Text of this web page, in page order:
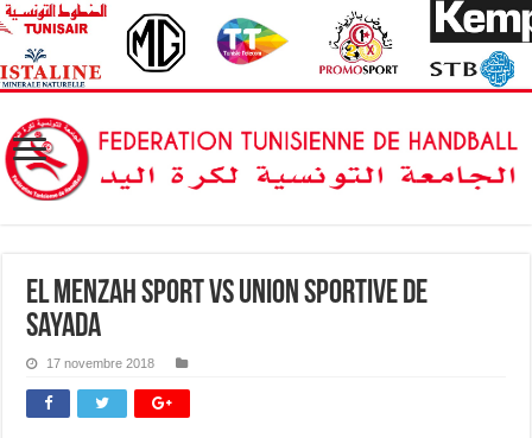
El Menzah Sport vs Union Sportive de
Sayada
17 novembre 2018